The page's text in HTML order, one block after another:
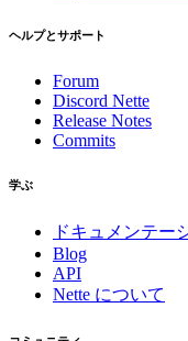
ヘルプとサポート
Forum
Discord Nette
Release Notes
Commits
学ぶ
ドキュメンテー
Blog
API
Nette について